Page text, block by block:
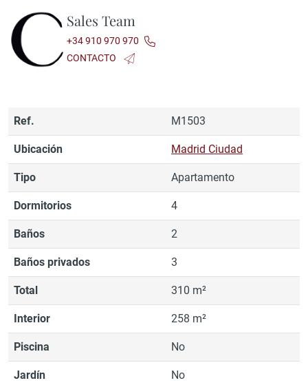
Sales Team
+34 910 970 970
CONTACTO
Ref. M1503
Ubicación Madrid Ciudad
Tipo Apartamento
Dormitorios 4
Baños 2
Baños privados 3
Total 310 m²
Interior 258 m²
Piscina No
Jardín No